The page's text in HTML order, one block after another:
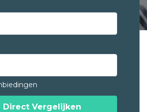
Direct Vergelijken